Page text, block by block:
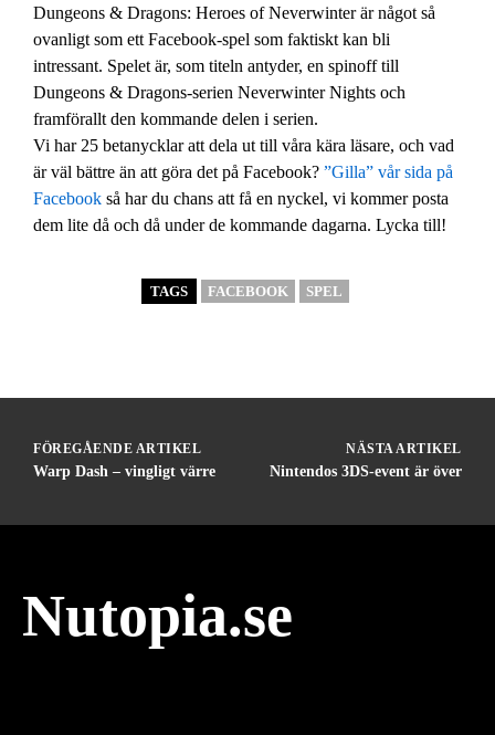
Dungeons & Dragons: Heroes of Neverwinter är något så
ovanligt som ett Facebook-spel som faktiskt kan bli
intressant. Spelet är, som titeln antyder, en spinoff till
Dungeons & Dragons-serien Neverwinter Nights och
framförallt den kommande delen i serien.
Vi har 25 betanycklar att dela ut till våra kära läsare, och vad
är väl bättre än att göra det på Facebook? ”Gilla” vår sida på
Facebook så har du chans att få en nyckel, vi kommer posta
dem lite då och då under de kommande dagarna. Lycka till!
TAGS FACEBOOK SPEL
FÖREGÅENDE ARTIKEL
Warp Dash – vingligt värre
NÄSTA ARTIKEL
Nintendos 3DS-event är över
Nutopia.se